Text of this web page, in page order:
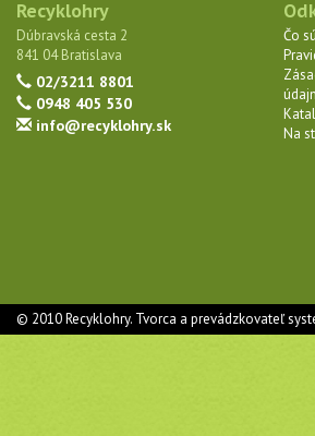
Recyklohry
Dúbravská cesta 2
841 04 Bratislava
02/3211 8801
0948 405 530
info@recyklohry.sk
Čo
Na
© 2010 Recyklohry. Tvorca a prevádzkovateľ